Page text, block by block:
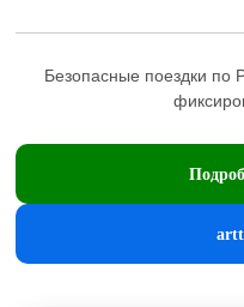
Безопасные поездки по